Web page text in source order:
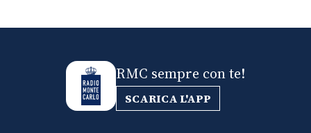
RMC sempre con te!
SCARICA L'APP